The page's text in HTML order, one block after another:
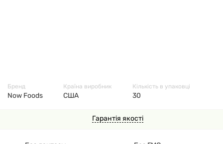
Гарантія якості
Бренд
Now Foods
Країна виробник
США
Кількість в упаковці
30